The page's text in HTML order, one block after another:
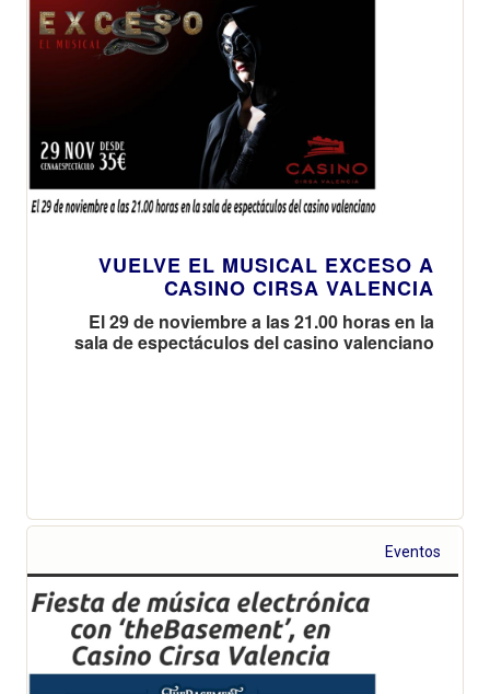
VUELVE EL MUSICAL EXCESO A
CASINO CIRSA VALENCIA
El 29 de noviembre a las 21.00 horas en la
sala de espectáculos del casino valenciano
Eventos